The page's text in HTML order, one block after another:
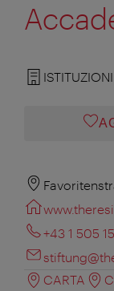
+43 1 505
CARTA